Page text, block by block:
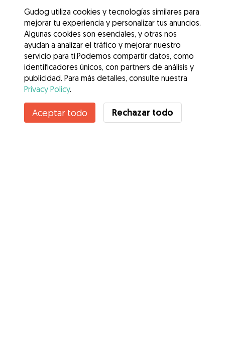
Contacta con Leticia
¿Conoces los Beneficios de Gudog? Ver más
Gudog utiliza cookies y tecnologías similares para
mejorar tu experiencia y personalizar tus anuncios.
Algunas cookies son esenciales, y otras nos
ayudan a analizar el tráfico y mejorar nuestro
servicio para ti.Podemos compartir datos, como
identificadores únicos, con partners de análisis y
publicidad. Para más detalles, consulte nuestra
Privacy Policy.
Aceptar todo Rechazar todo